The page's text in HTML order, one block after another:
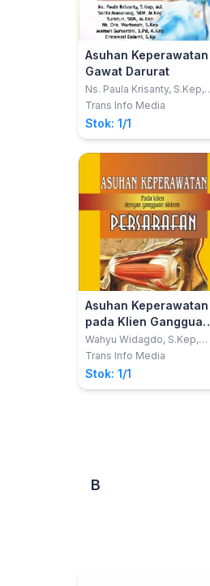
Asuhan Keperawatan
Gawat Darurat
Ns. Paula Krisanty, S.Kep,
MA; dkk
Trans Info Media
Stok: 1/1
Asuhan Keperawatan
pada Klien Gangguan
Sistem Persarafan
Wahyu Widagdo, S.Kep,
M.Kep, Sp.Kom; Toto
Ratna Aryani, S.Kep
Trans Info Media
Stok: 1/1
B